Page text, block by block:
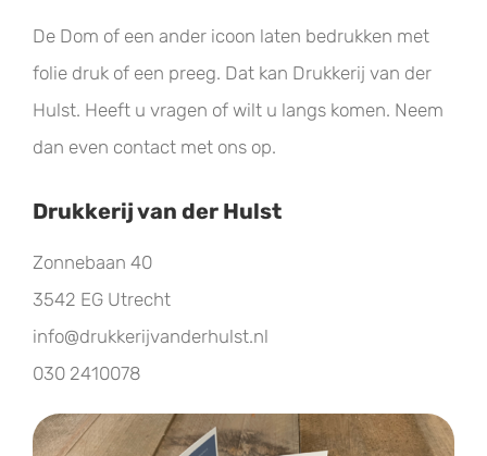
De Dom of een ander icoon laten bedrukken met
folie druk of een preeg. Dat kan Drukkerij van der
Hulst. Heeft u vragen of wilt u langs komen. Neem
dan even contact met ons op.
Drukkerij van der Hulst
Zonnebaan 40
3542 EG Utrecht
info@drukkerijvanderhulst.nl
030 2410078